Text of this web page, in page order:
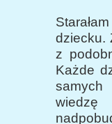
dziecku.
z
Każde
samych